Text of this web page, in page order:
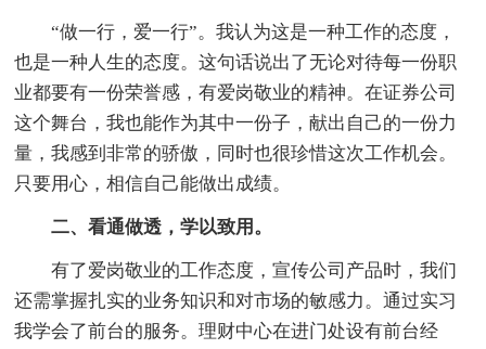
“做一行，爱一行”。我认为这是一种工作的态度，
也是一种人生的态度。这句话说出了无论对待每一份职
业都要有一份荣誉感，有爱岗敬业的精神。在证券公司
这个舞台，我也能作为其中一份子，献出自己的一份力
量，我感到非常的骄傲，同时也很珍惜这次工作机会。
只要用心，相信自己能做出成绩。
二、看通做透，学以致用。
有了爱岗敬业的工作态度，宣传公司产品时，我们
还需掌握扎实的业务知识和对市场的敏感力。通过实习
我学会了前台的服务。理财中心在进门处设有前台经